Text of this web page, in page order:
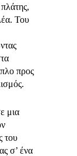
Του
προς
μια
του
σ’ ένα